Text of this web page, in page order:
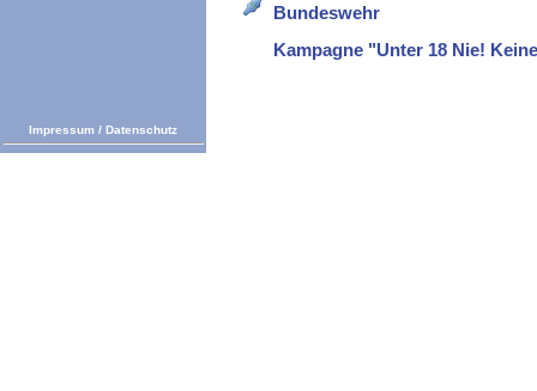
Bundeswehr
Kampagne "Unter 18 Nie!
Impressum / Datenschutz